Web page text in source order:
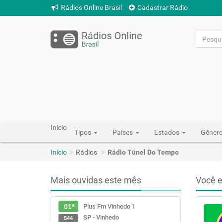
Rádios Online Brasil Cadastrar Rádio
Início
Tipos Países Estados
Início Rádios Rádio Túnel Do Tempo
Mais ouvidas este mês
01ª
Plus Fm Vinhedo 1
SP - Vinhedo
544
Você